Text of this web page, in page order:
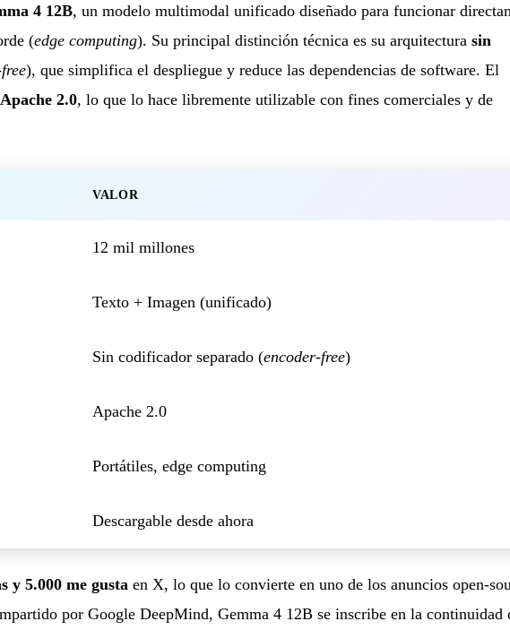
4 12B, un modelo multimodal unificado diseñado para funcionar
(edge computing). Su principal distinción técnica es su arquitectura sin
), que simplifica el despliegue y reduce las dependencias de software. El
2.0, lo que lo hace libremente utilizable con fines comerciales y de
VALOR
12 mil millones
Texto + Imagen (unificado)
Sin codificador separado (encoder-free)
Apache 2.0
Portátiles, edge computing
Descargable desde ahora
y 5.000 me gusta en X, lo que lo convierte en uno de los anuncios open-
por Google DeepMind, Gemma 4 12B se inscribe en la continuidad